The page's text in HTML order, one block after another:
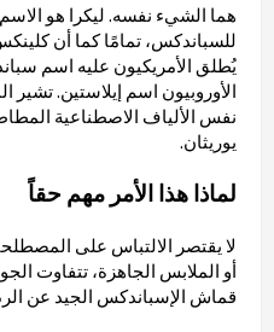
هما الشيء نفسه. ليكرا هو
للسباندكس، تمامًا كما أن
يُطلق الأمريكيون عليه اسم
الأوروبيون اسم إيلاستين. تشير
نفس الألياف الاصطناعية
يوريثان.
لماذا هذا الأمر مهم حقاً
لا يقتصر الالتباس على
أو الملابس الجاهزة، تتفاوت
قماش الإسباندكس الجيد عن